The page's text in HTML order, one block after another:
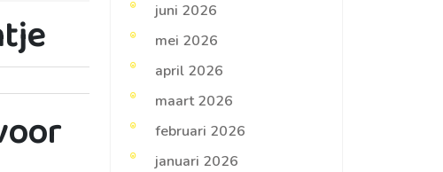
juni 2026
mei 2026
april 2026
maart 2026
februari 2026
januari 2026